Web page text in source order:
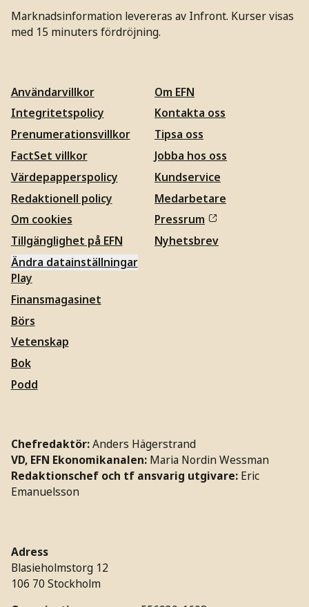
Marknadsinformation levereras av Infront. Kurser visas
med 15 minuters fördröjning.
Användarvillkor
Integritetspolicy
Prenumerationsvillkor
FactSet villkor
Värdepapperspolicy
Redaktionell policy
Om cookies
Tillgänglighet på EFN
Ändra datainställningar
Om EFN
Kontakta oss
Tipsa oss
Jobba hos oss
Kundservice
Medarbetare
Pressrum
Nyhetsbrev
Play
Finansmagasinet
Börs
Vetenskap
Bok
Podd
Chefredaktör:Anders Hägerstrand
VD, EFN Ekonomikanalen: Maria Nordin Wessman
Redaktionschef och tf ansvarig utgivare: Eric
Emanuelsson
Adress
Blasieholmstorg 12
106 70 Stockholm